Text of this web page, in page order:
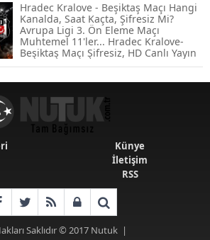
Emekli Maaşlarında Temmuz Hesabı:
Zam Oranı ve Taban Aylık İçin Yeni
Senaryolar
Hradec Kralove - Beşiktaş Maçı Hangi
Kanalda, Saat Kaçta, Şifresiz Mi?
Avrupa Ligi 3. Ön Eleme Maçı
Muhtemel 11'ler... Hradec Kralove-
Beşiktaş Maçı Şifresiz, HD Canlı Yayın
Künye
İletişim
RSS
Saklıdır © 2017 Nutuk|